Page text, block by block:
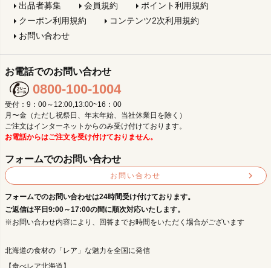
出品者募集
会員規約
ポイント利用規約
クーポン利用規約
コンテンツ2次利用規約
お問い合わせ
北海道の食材の「レア」な魅力を全国に発信
【食べレア北海道】
お電話でのお問い合わせ
0800-100-1004
受付：9：00～12:00,13:00~16：00
月〜金（ただし祝祭日、年末年始、当社休業日を除く）
ご注文はインターネットからのみ受け付けております。
お電話からはご注文を受け付けておりません。
フォームでのお問い合わせ
お問い合わせ
フォームでのお問い合わせは24時間受け付けております。
ご返信は平日9:00～17:00の間に順次対応いたします。
※お問い合わせ内容により、回答までお時間をいただく場合がございます